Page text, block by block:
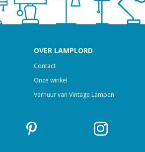
OVER LAMPLORD
Contact
Onze winkel
Verhuur van Vintage Lampen